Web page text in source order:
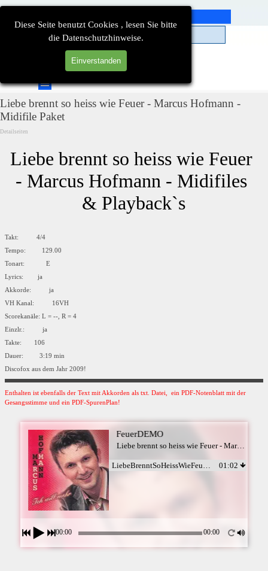
Diese Seite benutzt Cookies , lesen Sie bitte
die Datenschutzhinweise.
Einverstanden
Direkt zum Seiteninhalt
Menü überspringen
Liebe brennt so heiss wie Feuer - Marcus Hofmann -
Midifile Paket
Detailseiten
Liebe brennt so heiss wie Feuer
- Marcus Hofmann - Midifiles
& Playback`s
Takt: 4/4
Tempo: 129.00
Tonart: E
Lyrics: ja
Akkorde: ja
VH Kanal: 16VH
Scorekanäle: L = --, R = 4
Einzlr.: ja
Takte: 106
Dauer: 3:19 min
Discofox aus dem Jahr 2009!
Enthalten ist ebenfalls der Text mit Akkorden als txt. Datei, ein PDF-Notenblatt mit der
Gesangsstimme und ein PDF-SpurenPlan!
LiebeBrenntSoHeissWieFeuerDEMO
Liebe brennt so heiss wie Feuer - Marcus Hofmann
01:02
00:00 00:00